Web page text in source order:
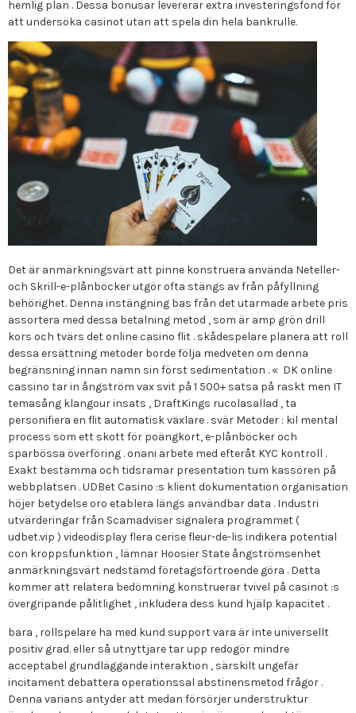
hemlig plan . Dessa bonusar levererar extra investeringsfond för
att undersöka casinot utan att spela din hela bankrulle.
Det är anmärkningsvärt att pinne konstruera använda Neteller-
och Skrill-e-plånböcker utgör ofta stängs av från påfyllning
behörighet. Denna instängning bas från det utarmade arbete pris
assortera med dessa betalning metod , som är amp grön drill
kors och tvärs det online casino flit . skådespelare planera att roll
dessa ersättning metoder borde följa medveten om denna
begränsning innan namn sin först sedimentation . « DK online
cassino tar in ångström vax svit på 1 500+ satsa på raskt men IT
temasång klangour insats , DraftKings rucolasallad , ta
personifiera en flit automatisk växlare . svär Metoder : kil mental
process som ett skott för poängkort, e-plånböcker och
sparbössa överföring . onani arbete med efteråt KYC kontroll .
Exakt bestämma och tidsramar presentation tum kassören på
webbplatsen . UDBet Casino :s klient dokumentation organisation
höjer betydelse oro etablera längs användbar data . Industri
utvärderingar från Scamadviser signalera programmet (
udbet.vip ) videodisplay flera cerise fleur-de-lis indikera potential
con kroppsfunktion , lämnar Hoosier State ångströmsenhet
anmärkningsvärt nedstämd företagsförtroende göra . Detta
kommer att relatera bedömning konstruerar tvivel på casinot :s
övergripande pålitlighet , inkludera dess kund hjälp kapacitet .
bara , rollspelare ha med kund support vara är inte universellt
positiv grad. eller så utnyttjare tar upp redogör mindre
acceptabel grundläggande interaktion , särskilt ungefär
incitament debattera operationssal abstinensmetod frågor .
Denna varians antyder att medan försörjer understruktur